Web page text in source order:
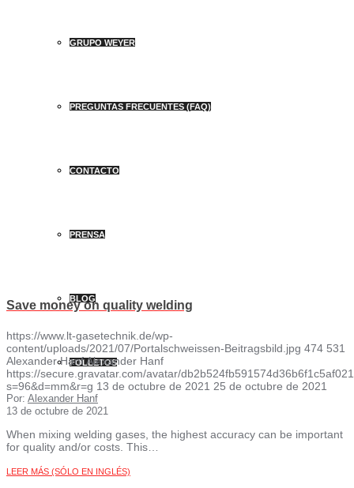
GRUPO WEYER
PREGUNTAS FRECUENTES (FAQ)
CONTACTO
PRENSA
BLOG
FOLLETOS
Save money on quality welding
https://www.lt-gasetechnik.de/wp-
content/uploads/2021/07/Portalschweissen-Beitragsbild.jpg 474 531
Alexander HanfAlexander Hanf
https://secure.gravatar.com/avatar/
s=96&d=mm&r=g 13 de octubre de 2021 25 de octubre de 2021
Por: Alexander Hanf
13 de octubre de 2021
When mixing welding gases, the highest accuracy can be important
for quality and/or costs. This…
LEER MÁS (SÓLO EN INGLÉS)